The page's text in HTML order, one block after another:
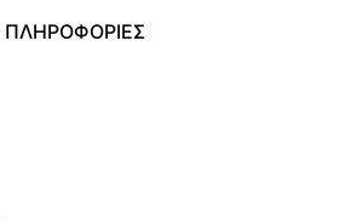
ΠΛΗΡΟΦΟΡΙΕΣ